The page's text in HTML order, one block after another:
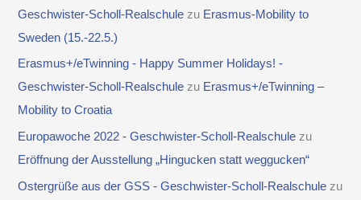
Geschwister-Scholl-Realschule zu Erasmus-Mobility to
Sweden (15.-22.5.)
Erasmus+/eTwinning - Happy Summer Holidays! -
Geschwister-Scholl-Realschule zu Erasmus+/eTwinning –
Mobility to Croatia
Europawoche 2022 - Geschwister-Scholl-Realschule zu
Eröffnung der Ausstellung „Hingucken statt weggucken“
Ostergrüße aus der GSS - Geschwister-Scholl-Realschule zu